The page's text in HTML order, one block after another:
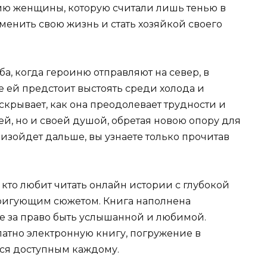
женщины, которую считали лишь тенью в
свою жизнь и стать хозяйкой своего
когда героиню отправляют на север, в
предстоит выстоять среди холода и
как она преодолевает трудности и
но и своей душой, обретая новою опору для
дальше, вы узнаете только прочитав
любит читать онлайн истории с глубокой
сюжетом. Книга наполнена
за право быть услышанной и любимой.
электронную книгу, погружение в
доступным каждому.